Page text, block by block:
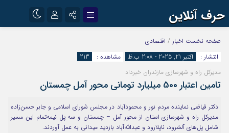
حرف آنلاین
اینستاگرام
آپارات
رمز عبور
مرا به خاطر بسپار
صفحه نخست اخبار / اقتصادی
انتشار :
اکتبر 21, 2025 - 2:08 ب.ظ مشاهده :
213
مدیرکل راه و شهرسازی مازندران خبرداد
تامین اعتبار 500 میلیارد تومانی محور آمل چمستان
دکتر فیاضی نماینده مردم نور و محمودآباد در مجلس شورای اسلامی و جابر حسن‌زاده
مدیرکل راه و شهرسازی استان از محور آمل – چمستان و سه پل نیمه‌تمام این مسیر
شامل پل‌های آلشرود، ناپلارود و عبدالله‌آباد بازدید میدانی به عمل آوردند.